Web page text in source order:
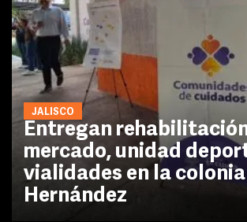
JALISCO
Entregan
mercado, unidad
vialidades en la
Hernández